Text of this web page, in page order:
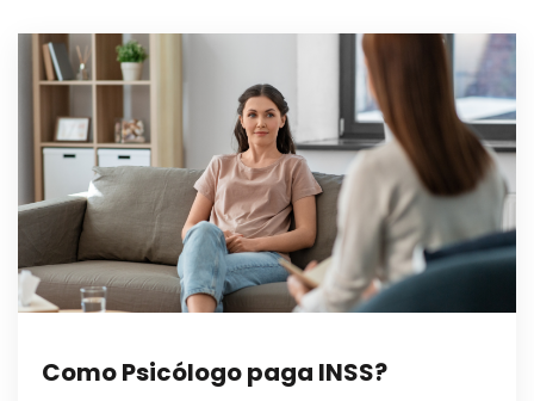
Como Psicólogo paga INSS?